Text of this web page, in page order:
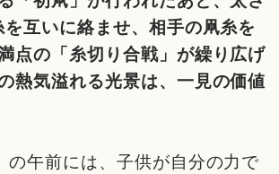
互いに絡ませ、相手の凧糸を
点の「糸切り合戦」が繰り広げ
熱気溢れる光景は、一見の価値
の午前には、子供が自分の力で